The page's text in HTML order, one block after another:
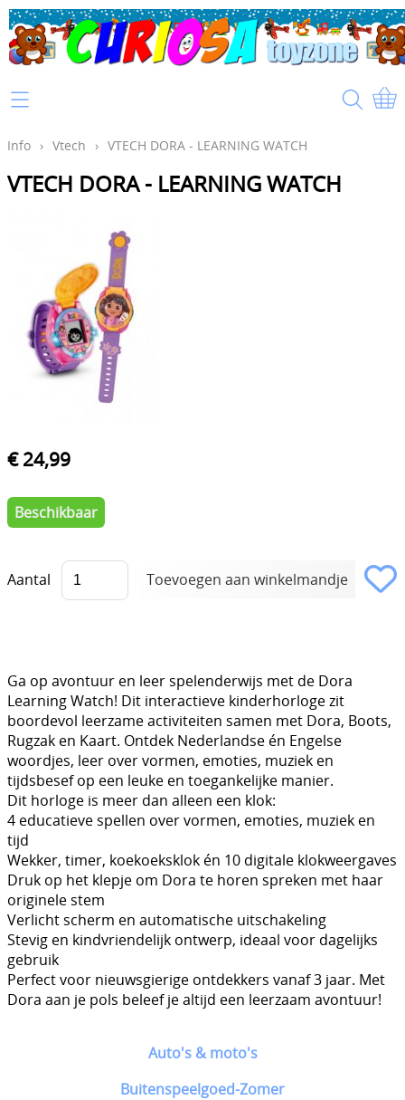
Home
Info
Mijn account
Auto's & moto's
Buitenspeelgoed-Zomer
Info › Vtech › VTECH DORA - LEARNING WATCH
VTECH DORA - LEARNING WATCH
€ 24,99
Beschikbaar
Aantal
Ga op avontuur en leer spelenderwijs met de Dora
Learning Watch! Dit interactieve kinderhorloge zit
boordevol leerzame activiteiten samen met Dora, Boots,
Rugzak en Kaart. Ontdek Nederlandse én Engelse
woordjes, leer over vormen, emoties, muziek en
tijdsbesef op een leuke en toegankelijke manier.
Dit horloge is meer dan alleen een klok:
4 educatieve spellen over vormen, emoties, muziek en
tijd
Wekker, timer, koekoeksklok én 10 digitale klokweergaves
Druk op het klepje om Dora te horen spreken met haar
originele stem
Verlicht scherm en automatische uitschakeling
Stevig en kindvriendelijk ontwerp, ideaal voor dagelijks
gebruik
Perfect voor nieuwsgierige ontdekkers vanaf 3 jaar. Met
Dora aan je pols beleef je altijd een leerzaam avontuur!